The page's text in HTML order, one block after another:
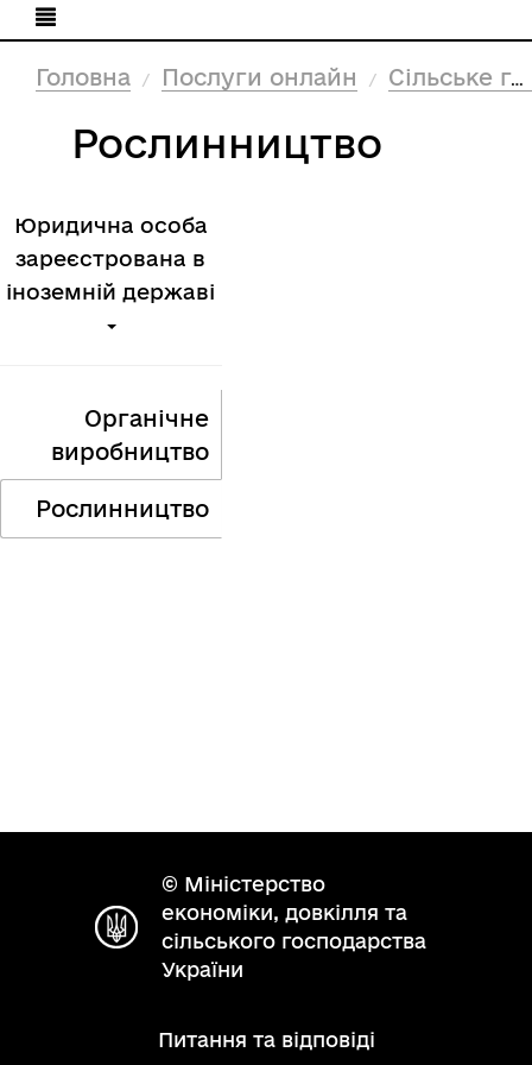
Головна Послуги онлайн Сільське господарство
Рослинництво
Юридична особа
зареєстрована в
іноземній державі
Органічне
виробництво
Рослинництво
© Міністерство
економіки, довкілля та
сільського господарства
України
Питання та відповіді